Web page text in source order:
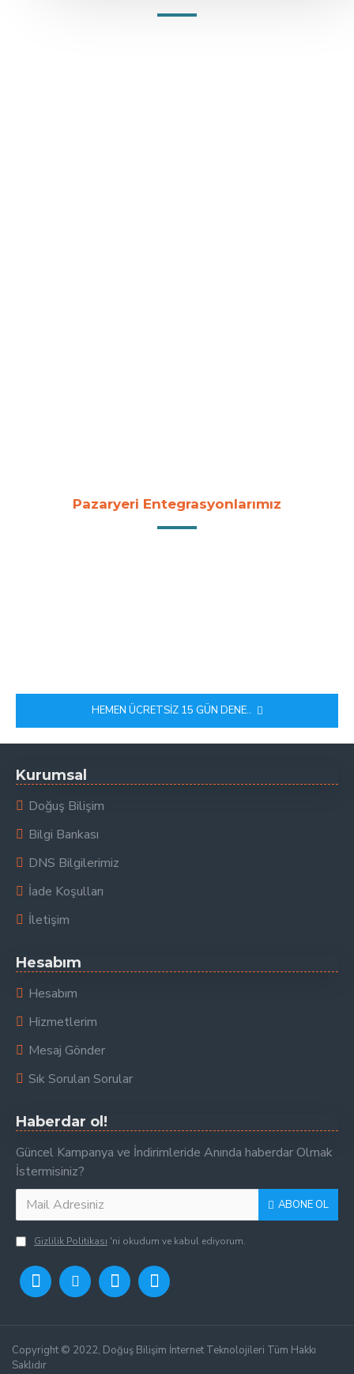
Pazaryeri Entegrasyonlarımız
HEMEN ÜCRETSIZ 15 GÜN DENE..
Kurumsal
Doğuş Bilişim
Bilgi Bankası
DNS Bilgilerimiz
İade Koşulları
İletişim
Hesabım
Hesabım
Hizmetlerim
Mesaj Gönder
Sık Sorulan Sorular
Haberdar ol!
Güncel Kampanya ve İndirimleride Anında haberdar Olmak
İstermisiniz?
ABONE OL
Gizlilik Politikası 'ni okudum ve kabul ediyorum.
Copyright © 2022, Doğuş Bilişim İnternet Teknolojileri Tüm Hakkı
Saklıdır